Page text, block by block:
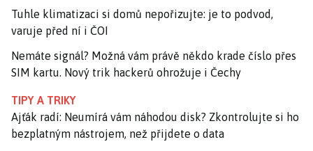
Tuhle klimatizaci si domů nepořizujte: je to podvod,
varuje před ní i ČOI
Nemáte signál? Možná vám právě někdo krade číslo přes
SIM kartu. Nový trik hackerů ohrožuje i Čechy
TIPY A TRIKY
Ajťák radí: Neumírá vám náhodou disk? Zkontrolujte si ho
bezplatným nástrojem, než přijdete o data